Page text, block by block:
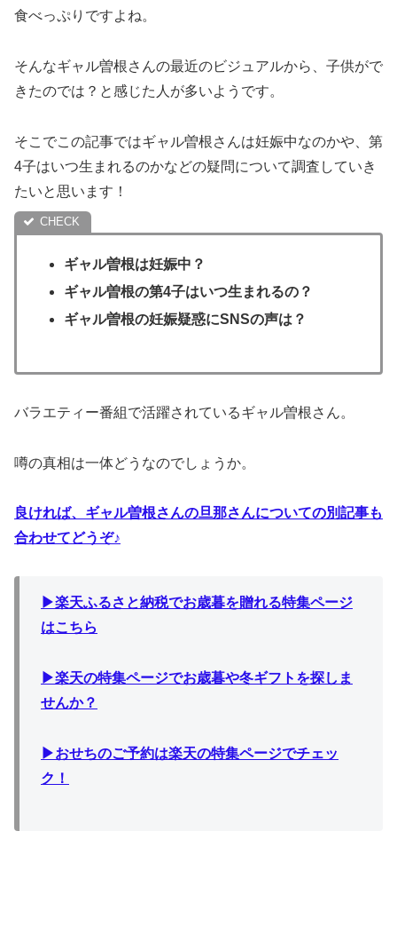
食べっぷりですよね。
そんなギャル曽根さんの最近のビジュアルから、子供がで
きたのでは？と感じた人が多いようです。
そこでこの記事ではギャル曽根さんは妊娠中なのかや、第
4子はいつ生まれるのかなどの疑問について調査していき
たいと思います！
ギャル曽根は妊娠中？
ギャル曽根の第4子はいつ生まれるの？
ギャル曽根の妊娠疑惑にSNSの声は？
バラエティー番組で活躍されているギャル曽根さん。
噂の真相は一体どうなのでしょうか。
良ければ、ギャル曽根さんの旦那さんについての別記事も
合わせてどうぞ♪
▶︎楽天ふるさと納税でお歳暮を贈れる特集ページ
はこちら
▶︎楽天の特集ページでお歳暮や冬ギフトを探しま
せんか？
▶︎おせちのご予約は楽天の特集ページでチェッ
ク！